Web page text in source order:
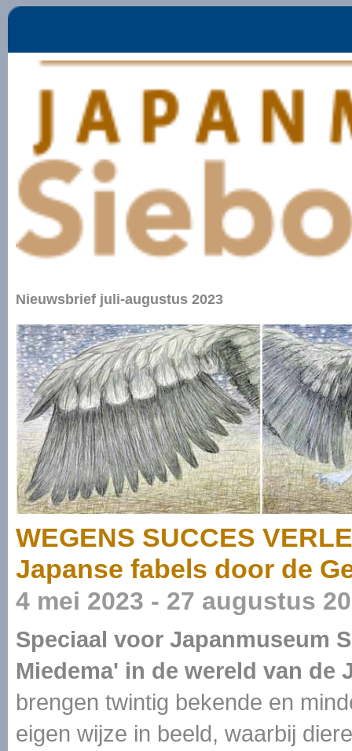
Nieuwsbrief juli-augustus 2023
WEGENS SUCCES
Japanse fabels door de
4 mei 2023 - 27 augustus
Speciaal voor Japanmuseum
Miedema' in de wereld van de
brengen twintig bekende en
eigen wijze in beeld, waarbij